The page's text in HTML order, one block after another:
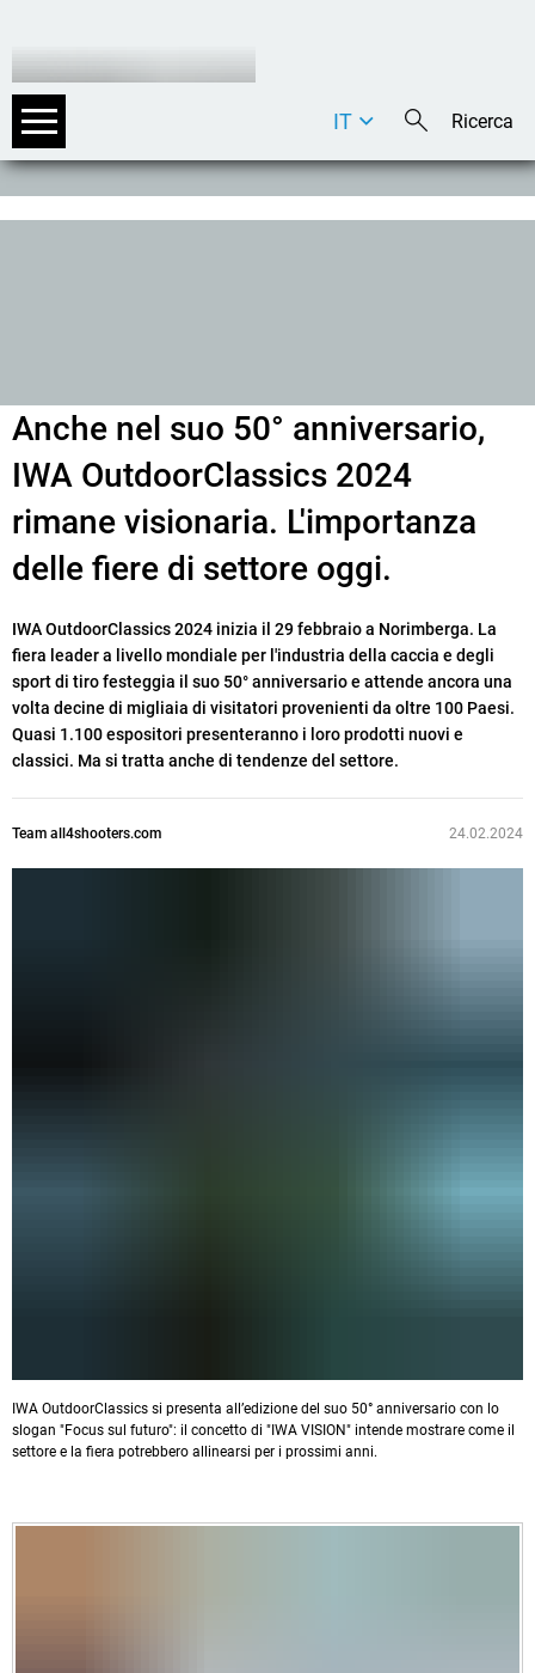
DE
IT
Anche nel suo 50° anniversario,
IWA OutdoorClassics 2024
rimane visionaria. L'importanza
delle fiere di settore oggi.
IWA OutdoorClassics 2024 inizia il 29 febbraio a Norimberga. La
fiera leader a livello mondiale per l'industria della caccia e degli
sport di tiro festeggia il suo 50° anniversario e attende ancora una
volta decine di migliaia di visitatori provenienti da oltre 100 Paesi.
Quasi 1.100 espositori presenteranno i loro prodotti nuovi e
classici. Ma si tratta anche di tendenze del settore.
Team all4shooters.com 24.02.2024
IWA OutdoorClassics si presenta all’edizione del suo 50° anniversario con lo
slogan "Focus sul futuro": il concetto di "IWA VISION" intende mostrare come il
settore e la fiera potrebbero allinearsi per i prossimi anni.